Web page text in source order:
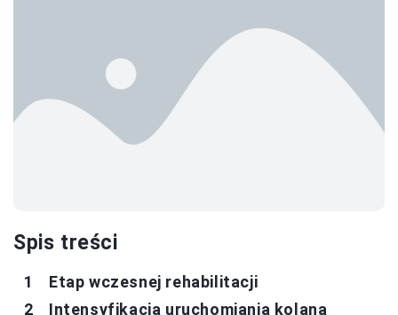
Spis treści
Etap wczesnej rehabilitacji
Intensyfikacja uruchomiania kolana